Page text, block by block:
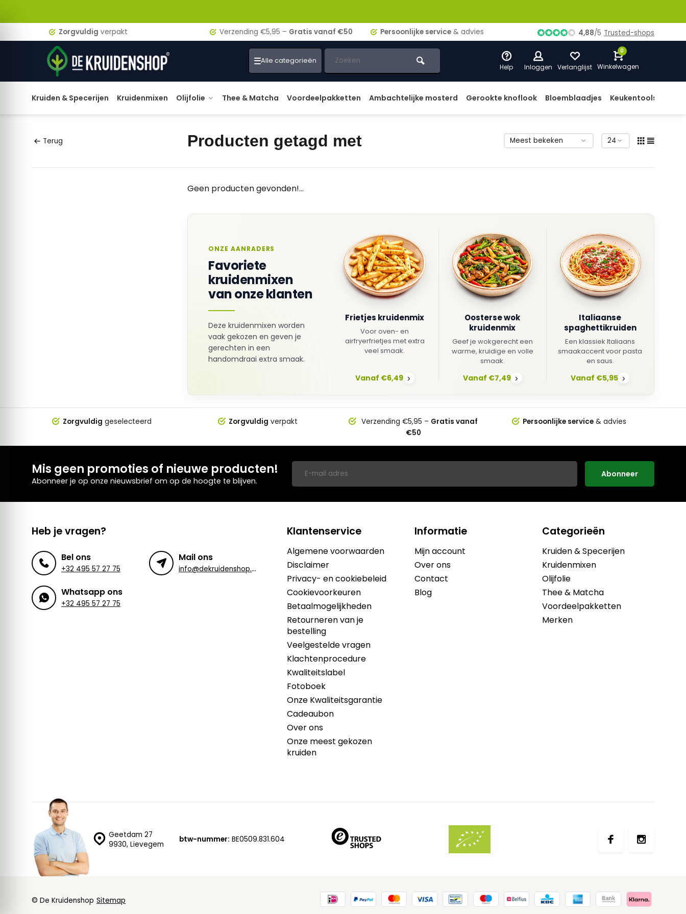
Zorgvuldigverpakt Verzending €5,95 –Gratis vanaf €50 Persoonlijke service& advies 4,88/5 Trusted-shops
Alle categorieën
Help Inloggen Verlanglijst
0
Winkelwagen
Kruiden & Specerijen Kruidenmixen Olijfolie Thee & Matcha Voordeelpakketten Ambachtelijke mosterd Gerookte knoflook Bloemblaadjes Keukentools
Terug Producten getagd met
Geen producten gevonden!...
ONZE AANRADERS
Favoriete
kruidenmixen
van onze klanten
Deze kruidenmixen worden
vaak gekozen en geven je
gerechten in een
handomdraai extra smaak.
Frietjes kruidenmix
Voor oven- en
airfryerfrietjes met extra
veel smaak.
Vanaf €6,49 ›
Oosterse wok
kruidenmix
Geef je wokgerecht een
warme, kruidige en volle
smaak.
Vanaf €7,49 ›
Italiaanse
spaghettikruiden
Een klassiek Italiaans
smaakaccent voor pasta
en saus.
Vanaf €5,95 ›
Zorgvuldig geselecteerd Zorgvuldig verpakt Verzending €5,95 – Gratis vanaf
€50
Persoonlijke service& advies
Mis geen promoties of nieuwe producten!
Abonneer je op onze nieuwsbrief om op de hoogte te blijven.
Abonneer
Heb je vragen?
Bel ons
+32 495 57 27 75
Mail ons
i
nfo@dekruidenshop.be
Whatsapp ons
+32 495 57 27 75
Klantenservice
Algemene voorwaarden
Disclaimer
Privacy- en cookiebeleid
Cookievoorkeuren
Betaalmogelijkheden
Retourneren van je
bestelling
Veelgestelde vragen
Klachtenprocedure
Kwaliteitslabel
Fotoboek
Onze Kwaliteitsgarantie
Cadeaubon
Over ons
Onze meest gekozen
kruiden
Informatie
Mijn account
Over ons
Contact
Blog
Categorieën
Kruiden & Specerijen
Kruidenmixen
Olijfolie
Thee & Matcha
Voordeelpakketten
Merken
Geetdam 27
9930, Lievegem
btw-nummer: BE0509.831.604
© De Kruidenshop Sitemap